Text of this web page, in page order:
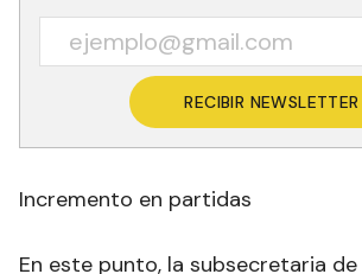
RECIBIR NEWSLETTER
Incremento en partidas
En este punto, la subsecretaria